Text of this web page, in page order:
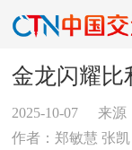
金龙闪耀比
2025-10-07 来源
作者：郑敏慧 张凯